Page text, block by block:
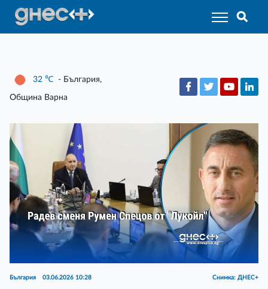
32 ℃ - България,
Община Варна
България 03.06.2026 10:28 Снимка: ДНЕС+